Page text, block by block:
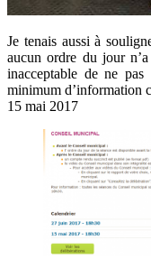
Je tenais aussi à
aucun ordre du jour
inacceptable de ne
minimum d’information
15 mai 2017